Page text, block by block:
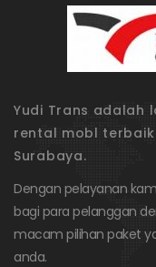
Yudi Trans adalah
rental mobl
Surabaya.
Dengan pelayanan
bagi para pelanggan
macam pilihan paket
anda.